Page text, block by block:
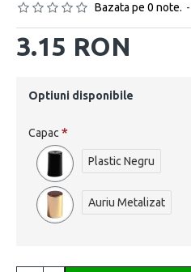
Bazata pe 0 note. -
3.15 RON
Optiuni disponibile
Capac
Plastic Negru
Auriu Metalizat